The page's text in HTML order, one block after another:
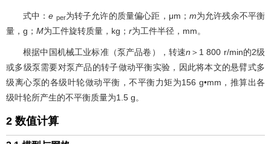
式中：e per为转子允许的质量偏心距，μm； m为允许残余不平衡
量，g； M为工件旋转质量，kg； r为工件半径，mm。
根据中国机械工业标准（泵产品卷），转速n ＞1 800 r/min的2级
或多级泵需要对泵产品的转子做动平衡实验，因此将本文的悬臂式多
级离心泵的各级叶轮做动平衡，不平衡力矩为156 g•mm，推算出各
级叶轮所产生的不平衡质量为1.5 g。
2 数值计算